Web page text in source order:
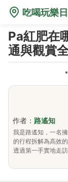
吃喝玩樂
Pa紅肥在
通與觀賞
•
作者： 路遙知
我是路遙知，一名
的行程拆解為高效
透過第一手實地走